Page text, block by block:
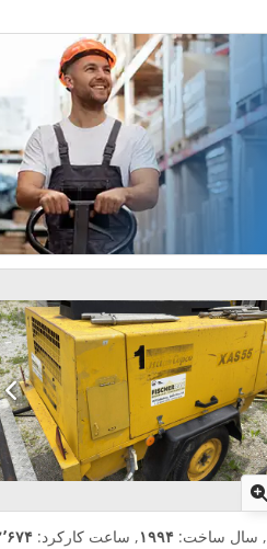
, سال ساخت: ۱۹۹۴, ساعت کارکرد: